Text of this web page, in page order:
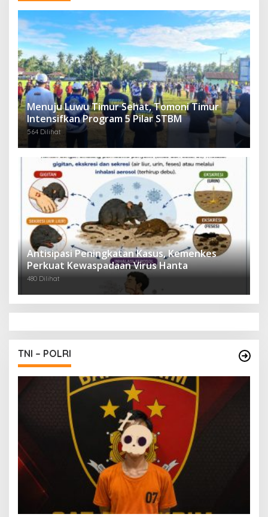
Menuju Luwu Timur Sehat, Tomoni Timur
Intensifkan Program 5 Pilar STBM
564 Dilihat
Antisipasi Peningkatan Kasus, Kemenkes
Perkuat Kewaspadaan Virus Hanta
480 Dilihat
TNI – POLRI